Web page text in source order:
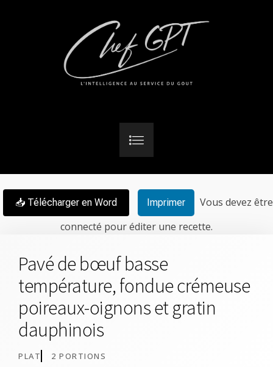
📥 Télécharger en Word Imprimer
Vous devez être
connecté pour éditer une recette.
Pavé de bœuf basse
température, fondue crémeuse
poireaux-oignons et gratin
dauphinois
PLAT 2 PORTIONS